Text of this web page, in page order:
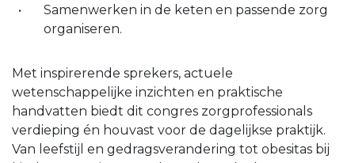
Samenwerken in de keten en passende zorg
organiseren.
Met inspirerende sprekers, actuele
wetenschappelijke inzichten en praktische
handvatten biedt dit congres zorgprofessionals
verdieping én houvast voor de dagelijkse praktijk.
Van leefstijl en gedragsverandering tot obesitas bij